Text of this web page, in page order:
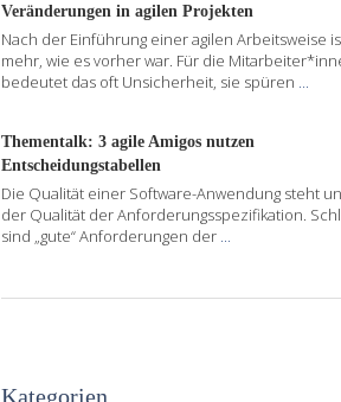
Veränderungen in agilen Projekten
Nach der Einführung einer agilen Arbeitsweise
mehr, wie es vorher war. Für die
bedeutet das oft Unsicherheit, sie spüren ...
Thementalk: 3 agile Amigos nutzen
Entscheidungstabellen
Die Qualität einer Software-Anwendung steht
der Qualität der Anforderungsspezifikation.
sind „gute“ Anforderungen der ...
Kategorien